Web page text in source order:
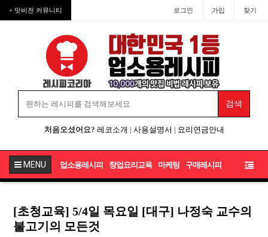
+ 맛비전 커뮤니티 로그인 가입 찾기
처음오셨어요? 레코소개 | 사용설명서 | 요리연금안내
MENU 업소용레시피 창업요리교육 마케팅 구매레시피
[초청교육] 5/4일 목요일 [대구] 나정숙 교수의
불고기의 모든것